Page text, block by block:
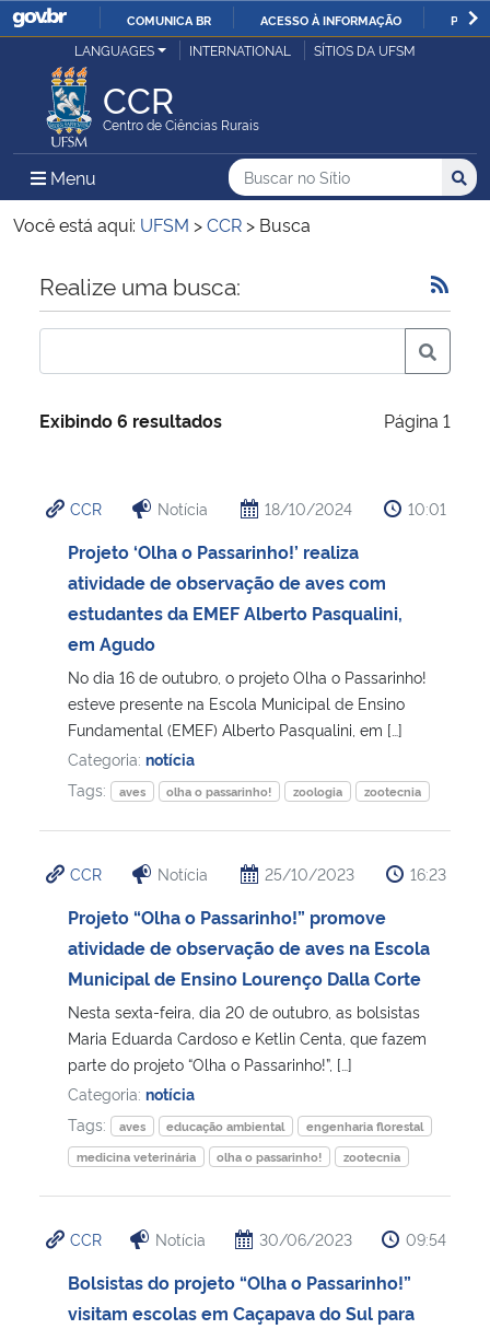
IR
COMUNICA BR ACESSO À INFORMAÇÃO
Ministério da Justiça e Segurança Pública
Ministério da Defesa
Ministério das Relações Exteriores
Ministério da Economia
Ministério da Infraestrutura
Ministério da Cidadania
Ministério da Saúde
Ministério de Minas e Energia
Ministério da Ciência, Tecnologia, Inovações e Comunicações
Ministério do Meio Ambiente
Ministério do Turismo
Controladoria-Geral da União
Ministério da Mulher, da Família e dos Direitos Humanos
Secretaria-Geral
Secretaria de Governo
Gabinete de Segurança Institucional
LANGUAGES INTERNATIONAL SÍTIOS DA UFSM
CCR
Centro de Ciências Rurais
Menu Menu Principal do Sítio
Busca
Buscar no no Sítio
Busca:
Você está aqui: UFSM >CCR > Busca
Início do conteúdo
Realize uma busca:
Exibindo 6 resultados Página 1
CCR Notícia 18/10/2024 10:01
Projeto ‘Olha o Passarinho!’ realiza
atividade de observação de aves com
estudantes da EMEF Alberto Pasqualini,
em Agudo
No dia 16 de outubro, o projeto Olha o Passarinho!
esteve presente na Escola Municipal de Ensino
Fundamental (EMEF) Alberto Pasqualini, em […]
Categoria: notícia
Tags:
aves olha o passarinho! zoologia zootecnia
CCR Notícia 25/10/2023 16:23
Projeto “Olha o Passarinho!” promove
atividade de observação de aves na Escola
Municipal de Ensino Lourenço Dalla Corte
Nesta sexta-feira, dia 20 de outubro, as bolsistas
Maria Eduarda Cardoso e Ketlin Centa, que fazem
parte do projeto “Olha o Passarinho!”, […]
Categoria: notícia
Tags:
aves educação ambiental
engenharia florestal
medicina veterinária
olha o passarinho! zootecnia
CCR Notícia 30/06/2023 09:54
Bolsistas do projeto “Olha o Passarinho!”
visitam escolas em Caçapava do Sul para